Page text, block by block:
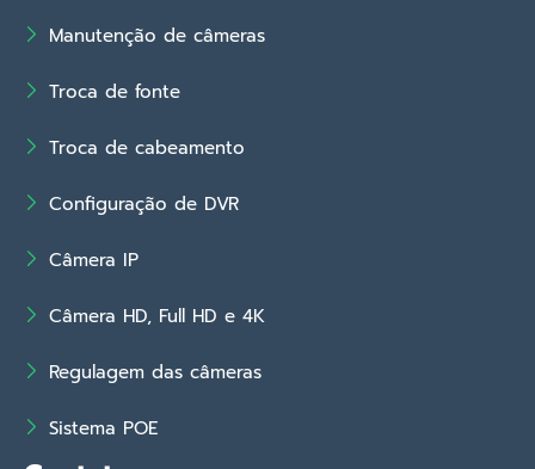
Manutenção de câmeras
Troca de fonte
Troca de cabeamento
Configuração de DVR
Câmera IP
Câmera HD, Full HD e 4K
Regulagem das câmeras
Sistema POE